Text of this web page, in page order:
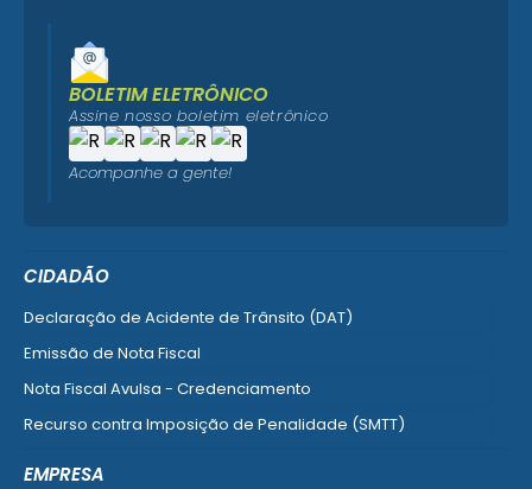
CIDADÃO
Declaração de Acidente de Trânsito (DAT)
Emissão de Nota Fiscal
Nota Fiscal Avulsa - Credenciamento
Recurso contra Imposição de Penalidade (SMTT)
EMPRESA
BOLETIM ELETRÔNICO
Assine nosso boletim eletrônico
Acompanhe a gente!